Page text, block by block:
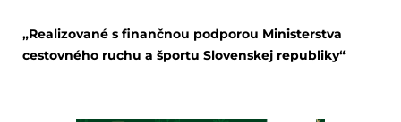
„Realizované s finančnou podporou Ministerstva
cestovného ruchu a športu Slovenskej republiky“